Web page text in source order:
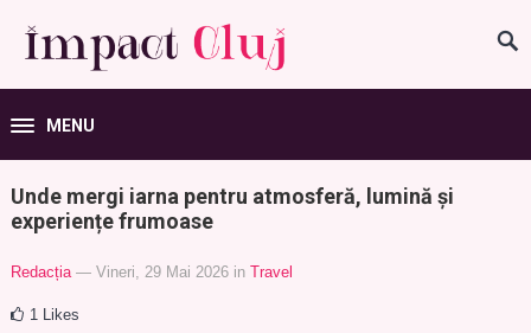
MENU
Unde mergi iarna pentru atmosferă, lumină și
experiențe frumoase
Redacția — Vineri, 29 Mai 2026 in Travel
1 Likes